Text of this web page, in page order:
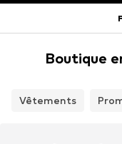
Boutique
Vêtements